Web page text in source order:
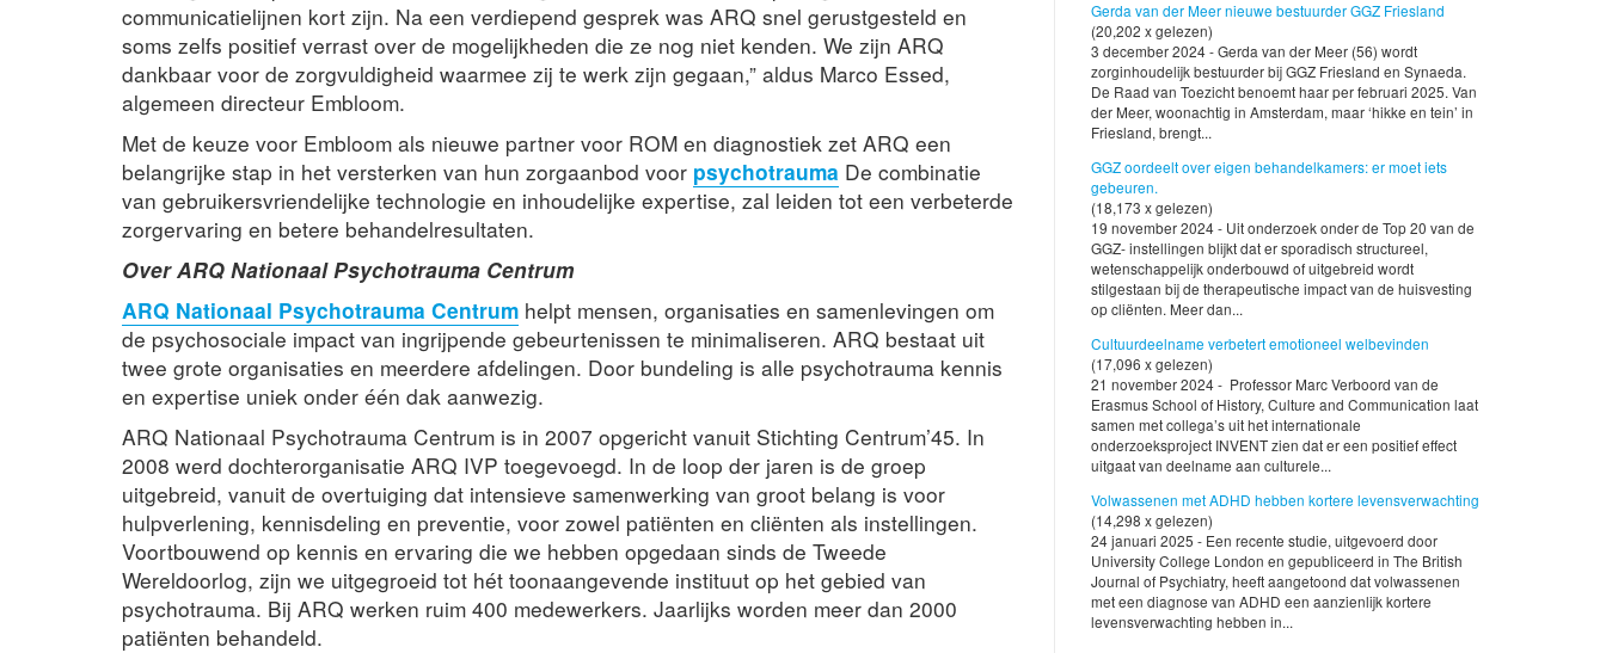
communicatielijnen kort zijn. Na een verdiepend gesprek was ARQ snel gerustgesteld en
soms zelfs positief verrast over de mogelijkheden die ze nog niet kenden. We zijn ARQ
dankbaar voor de zorgvuldigheid waarmee zij te werk zijn gegaan,” aldus Marco Essed,
algemeen directeur Embloom.
Met de keuze voor Embloom als nieuwe partner voor ROM en diagnostiek zet ARQ een
belangrijke stap in het versterken van hun zorgaanbod voor psychotrauma De combinatie
van gebruikersvriendelijke technologie en inhoudelijke expertise, zal leiden tot een verbeterde
zorgervaring en betere behandelresultaten.
Over ARQ Nationaal Psychotrauma Centrum
ARQ Nationaal Psychotrauma Centrum helpt mensen, organisaties en samenlevingen om
de psychosociale impact van ingrijpende gebeurtenissen te minimaliseren. ARQ bestaat uit
twee grote organisaties en meerdere afdelingen. Door bundeling is alle psychotrauma kennis
en expertise uniek onder één dak aanwezig.
ARQ Nationaal Psychotrauma Centrum is in 2007 opgericht vanuit Stichting Centrum’45. In
2008 werd dochterorganisatie ARQ IVP toegevoegd. In de loop der jaren is de groep
uitgebreid, vanuit de overtuiging dat intensieve samenwerking van groot belang is voor
hulpverlening, kennisdeling en preventie, voor zowel patiënten en cliënten als instellingen.
Voortbouwend op kennis en ervaring die we hebben opgedaan sinds de Tweede
Wereldoorlog, zijn we uitgegroeid tot hét toonaangevende instituut op het gebied van
psychotrauma. Bij ARQ werken ruim 400 medewerkers. Jaarlijks worden meer dan 2000
patiënten behandeld.
Gerda van der Meer nieuwe bestuurder GGZ Friesland
(20,202 x gelezen)
3 december 2024 - Gerda van der Meer (56) wordt
zorginhoudelijk bestuurder bij GGZ Friesland en Synaeda.
De Raad van Toezicht benoemt haar per februari 2025. Van
der Meer, woonachtig in Amsterdam, maar ‘hikke en tein’ in
Friesland, brengt...
GGZ oordeelt over eigen behandelkamers: er moet iets
gebeuren.
(18,173 x gelezen)
19 november 2024 - Uit onderzoek onder de Top 20 van de
GGZ- instellingen blijkt dat er sporadisch structureel,
wetenschappelijk onderbouwd of uitgebreid wordt
stilgestaan bij de therapeutische impact van de huisvesting
op cliënten. Meer dan...
Cultuurdeelname verbetert emotioneel welbevinden
(17,096 x gelezen)
21 november 2024 - Professor Marc Verboord van de
Erasmus School of History, Culture and Communication laat
samen met collega’s uit het internationale
onderzoeksproject INVENT zien dat er een positief effect
uitgaat van deelname aan culturele...
Volwassenen met ADHD hebben kortere levensverwachting
(14,298 x gelezen)
24 januari 2025 - Een recente studie, uitgevoerd door
University College London en gepubliceerd in The British
Journal of Psychiatry, heeft aangetoond dat volwassenen
met een diagnose van ADHD een aanzienlijk kortere
levensverwachting hebben in...